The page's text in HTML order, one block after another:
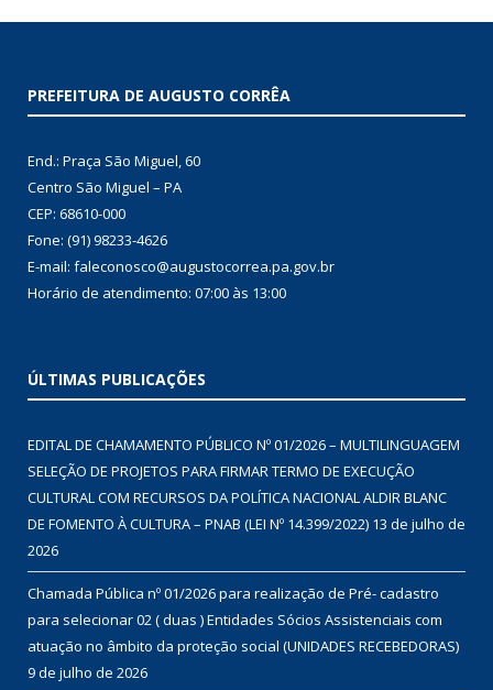
PREFEITURA DE AUGUSTO CORRÊA
End.: Praça São Miguel, 60
Centro São Miguel – PA
CEP: 68610-000
Fone: (91) 98233-4626
E-mail: faleconosco@augustocorrea.pa.gov.br
Horário de atendimento: 07:00 às 13:00
ÚLTIMAS PUBLICAÇÕES
EDITAL DE CHAMAMENTO PÚBLICO Nº 01/2026 – MULTILINGUAGEM
SELEÇÃO DE PROJETOS PARA FIRMAR TERMO DE EXECUÇÃO
CULTURAL COM RECURSOS DA POLÍTICA NACIONAL ALDIR BLANC
DE FOMENTO À CULTURA – PNAB (LEI Nº 14.399/2022) 13 de julho de
2026
Chamada Pública nº 01/2026 para realização de Pré- cadastro
para selecionar 02 ( duas ) Entidades Sócios Assistenciais com
atuação no âmbito da proteção social (UNIDADES RECEBEDORAS)
9 de julho de 2026